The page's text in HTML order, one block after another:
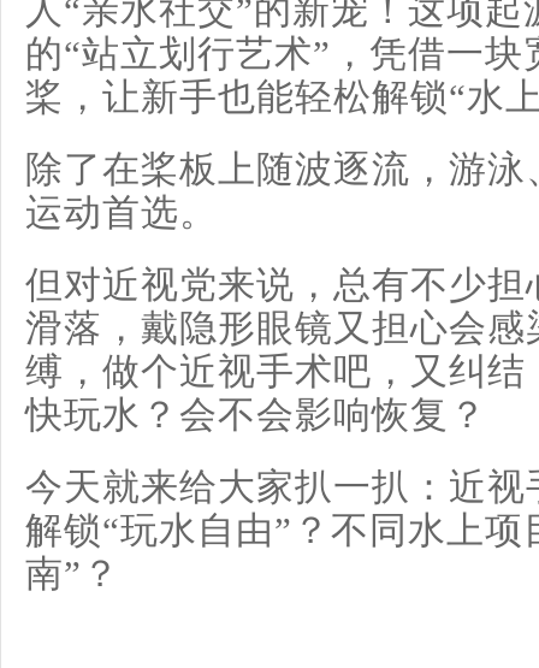
人“亲水社交”的新宠！这项
的“站立划行艺术”，凭借一
桨，让新手也能轻松解锁“水
除了在桨板上随波逐流，游
运动首选。
但对近视党来说，总有不少
滑落，戴隐形眼镜又担心会
缚，做个近视手术吧，又纠
快玩水？会不会影响恢复？
今天就来给大家扒一扒：近
解锁“玩水自由”？不同水上项
南”？